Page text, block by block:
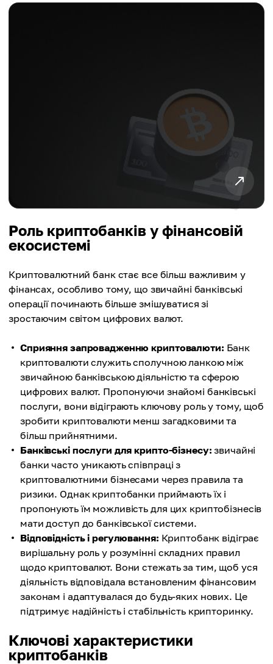
Роль криптобанків у фінансовій
екосистемі
Криптовалютний банк стає все більш важливим у
фінансах, особливо тому, що звичайні банківські
операції починають більше змішуватися зі
зростаючим світом цифрових валют.
Сприяння запровадженню криптовалюти: Банк
криптовалюти служить сполучною ланкою між
звичайною банківською діяльністю та сферою
цифрових валют. Пропонуючи знайомі банківські
послуги, вони відіграють ключову роль у тому, щоб
зробити криптовалюти менш загадковими та
більш прийнятними.
Банківські послуги для крипто-бізнесу: звичайні
банки часто уникають співпраці з
криптовалютними бізнесами через правила та
ризики. Однак криптобанки приймають їх і
пропонують їм можливість для цих криптобізнесів
мати доступ до банківської системи.
Відповідність і регулювання: Криптобанк відіграє
вирішальну роль у розумінні складних правил
щодо криптовалют. Вони стежать за тим, щоб уся
діяльність відповідала встановленим фінансовим
законам і адаптувалася до будь-яких нових. Це
підтримує надійність і стабільність крипторинку.
Ключові характеристики
криптобанків